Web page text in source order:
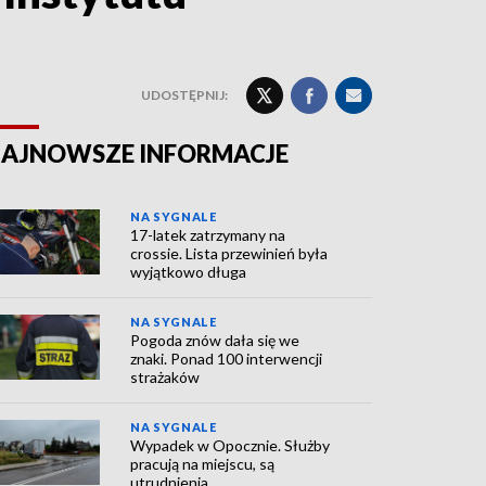
UDOSTĘPNIJ:
INFORMACJE
NA SYGNALE
17-latek zatrzymany na
crossie. Lista przewinień była
wyjątkowo długa
NA SYGNALE
Pogoda znów dała się we
znaki. Ponad 100 interwencji
strażaków
NA SYGNALE
Wypadek w Opocznie. Służby
pracują na miejscu, są
utrudnienia